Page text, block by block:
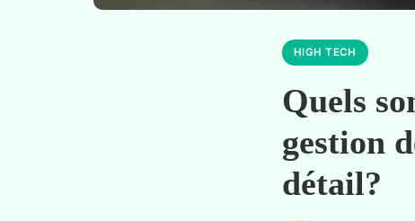
HIGH TECH
Quels
gestion
détail?